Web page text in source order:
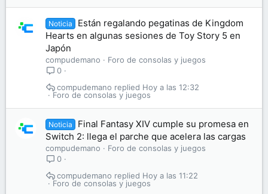
Noticia
Están regalando pegatinas de Kingdom
Hearts en algunas sesiones de Toy Story 5 en
Japón
compudemano
Foro de consolas y juegos
0
Foro de consolas y juegos
Hoy a las 12:32
compudemano
Noticia
Final Fantasy XIV cumple su promesa en
Switch 2: llega el parche que acelera las cargas
compudemano
Foro de consolas y juegos
0
Foro de consolas y juegos
Hoy a las 11:22
compudemano